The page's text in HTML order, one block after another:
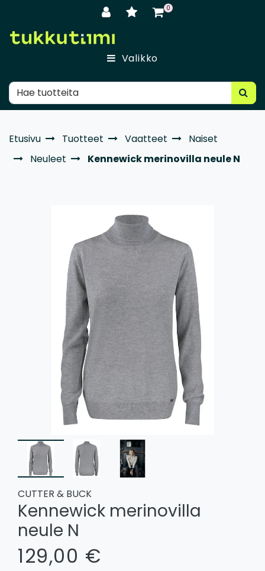
0
Valikko
Etusivu Tuotteet Vaatteet
Naiset
Neuleet
Kennewick merinovilla neule N
CUTTER & BUCK
Kennewick merinovilla
neule N
129,00 €